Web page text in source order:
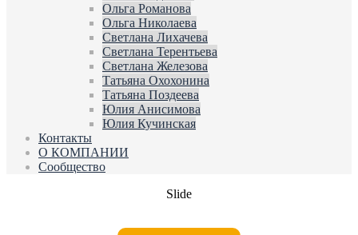
Ольга Романова
Ольга Николаева
Светлана Лихачева
Светлана Терентьева
Светлана Железова
Татьяна Охохонина
Татьяна Поздеева
Юлия Анисимова
Юлия Кучинская
Контакты
О КОМПАНИИ
Сообщество
Slide